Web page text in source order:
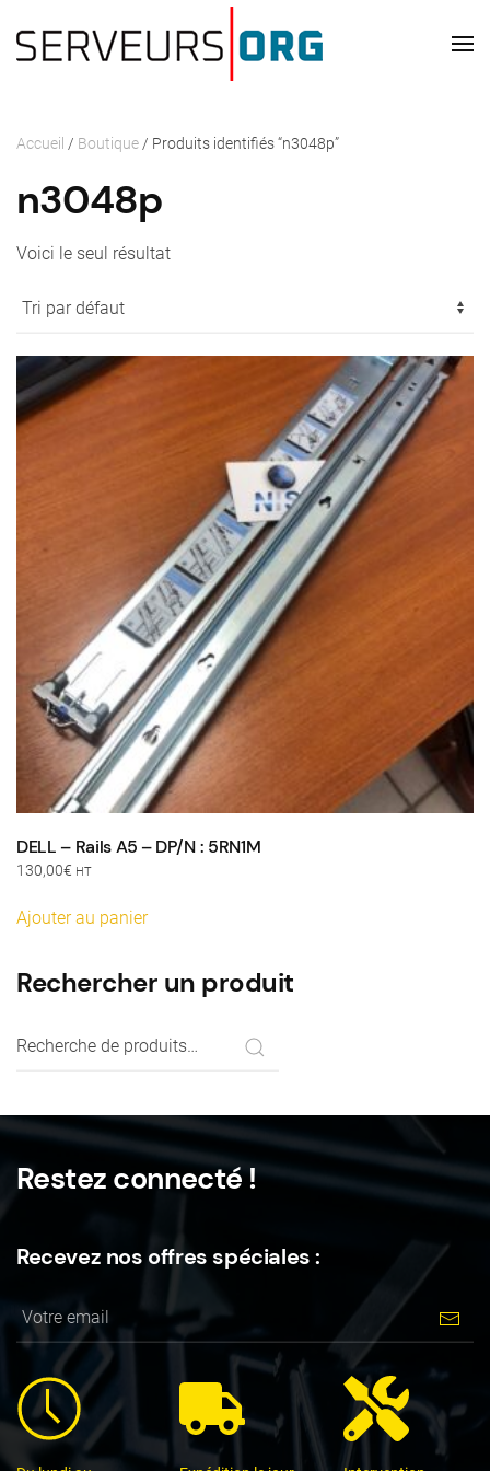
Passer au contenu principal
Accueil / Boutique / Produits identifiés “n3048p”
n3048p
Voici le seul résultat
DELL – Rails A5 – DP/N : 5RN1M
130,00€ HT
Ajouter au panier
Rechercher un produit
Recherche
Restez connecté !
Recevez nos offres spéciales :